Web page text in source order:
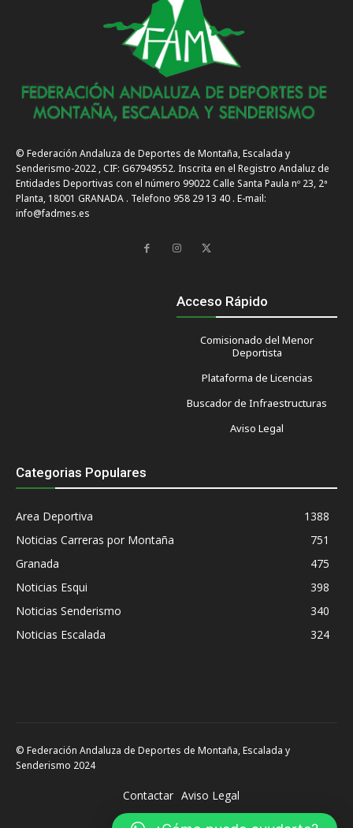
© Federación Andaluza de Deportes de Montaña, Escalada y
Senderismo-2022 , CIF: G67949552. Inscrita en el Registro Andaluz de
Entidades Deportivas con el número 99022 Calle Santa Paula nº 23, 2ª
Planta, 18001 GRANADA . Telefono 958 29 13 40 . E-mail:
info@fadmes.es
Acceso Rápido
Comisionado del Menor
Deportista
Plataforma de Licencias
Buscador de Infraestructuras
Aviso Legal
Categorias Populares
Area Deportiva
1388
Noticias Carreras por Montaña
751
Granada
475
Noticias Esqui
398
Noticias Senderismo
340
Noticias Escalada
324
© Federación Andaluza de Deportes de Montaña, Escalada y
Senderismo 2024
Contactar Aviso Legal